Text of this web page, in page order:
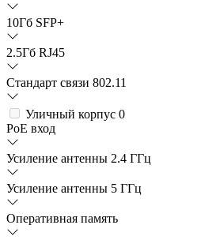
10Гб SFP+
2.5Гб RJ45
Стандарт связи 802.11
Уличный корпус 0
PoE вход
Усиление антенны 2.4 ГГц
Усиление антенны 5 ГГц
Оперативная память